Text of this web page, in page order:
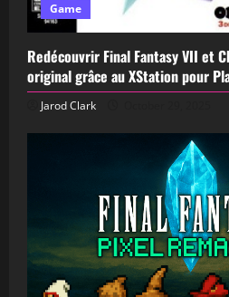
Game
Redécouvrir Final Fantasy VII et
original grâce au XStation pour
Jarod Clark